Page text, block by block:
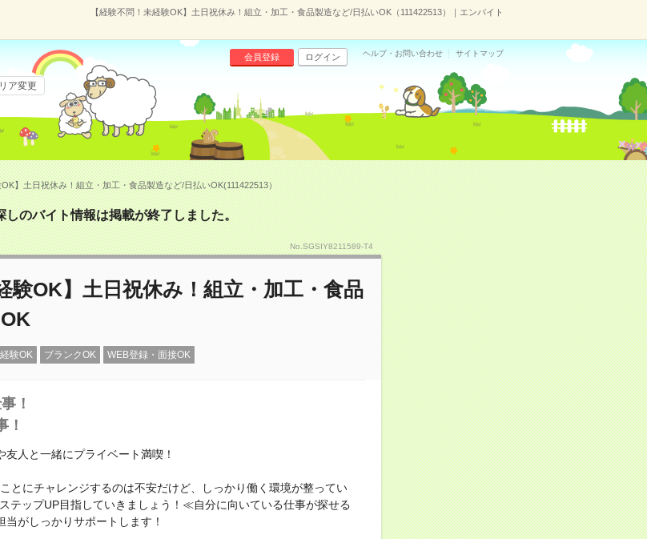
【経験不問！未経験OK】土日祝休み！組立・加工・食品製造など/日払いOK（111422513）｜エンバイト
会員登録 ログイン ヘルプ・お問い合わせ サイトマップ
ア変更
】土日祝休み！組立・加工・食品製造など/日払いOK(111422513）
しのバイト情報は掲載が終了しました。
No.SGSIY8211589-T4
験OK】土日祝休み！組立・加工・食品
験OK ブランクOK WEB登録・面接OK
！
！
人と一緒にプライベート満喫！
にチャレンジするのは不安だけど、しっかり働く環境が整ってい
テップUP目指していきましょう！≪自分に向いている仕事が探せる
がしっかりサポートします！